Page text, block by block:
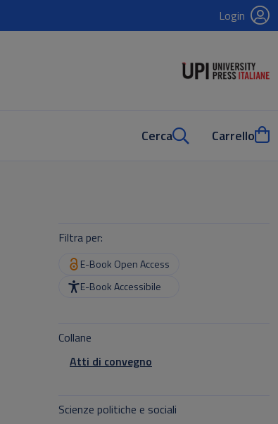
Login
Cerca Carrello
Filtra per:
E-Book Open Access
E-Book Accessibile
Collane
Atti di convegno
Scienze politiche e sociali